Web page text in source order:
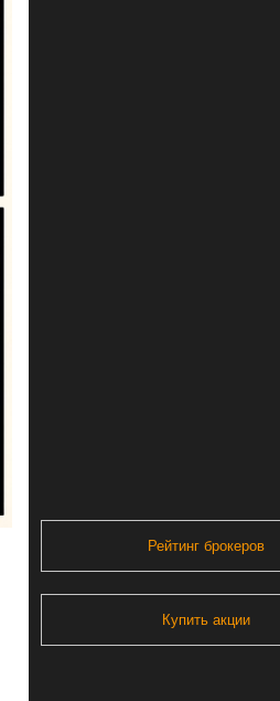
Рейтинг брокеров
Купить акции